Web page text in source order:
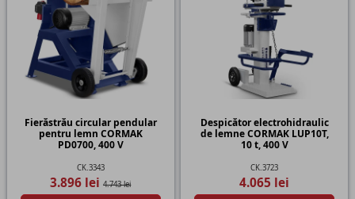
Fierăstrău circular pendular
pentru lemn CORMAK
PD0700, 400 V
CK.3343
3.896 lei4.743 lei
Despicător electrohidraulic
de lemne CORMAK LUP10T,
10 t, 400 V
CK.3723
4.065 lei